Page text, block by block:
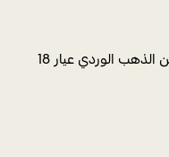
قطع مُستدير، لون أبيض، لمسة نهائية من الذهب الوردي عيار 18